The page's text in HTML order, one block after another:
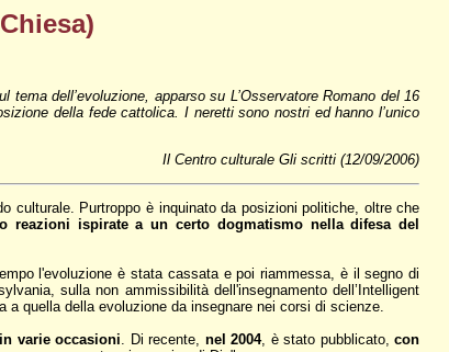
dell’evoluzione, apparso su L’Osservatore Romano del 16
della fede cattolica. I neretti sono nostri ed hanno l’unico
Il Centro culturale Gli scritti (12/09/2006)
culturale. Purtroppo è inquinato da posizioni politiche, oltre che
reazioni ispirate a un certo dogmatismo nella difesa del
l'evoluzione è stata cassata e poi riammessa, è il segno di
sulla non ammissibilità dell'insegnamento dell’Intelligent
quella della evoluzione da insegnare nei corsi di scienze.
varie occasioni. Di recente, nel 2004, è stato pubblicato,con